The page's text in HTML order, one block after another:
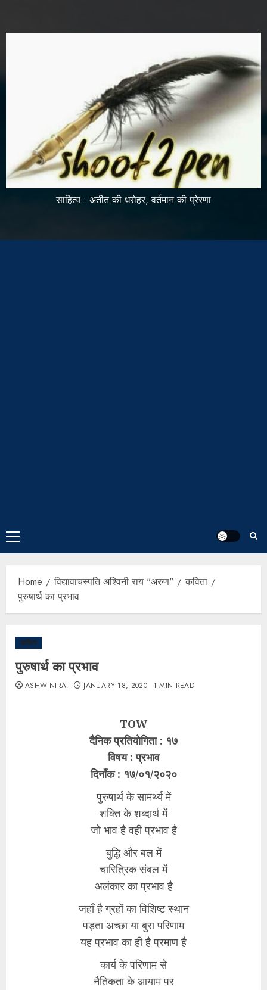
साहित्य : अतीत की धरोहर, वर्तमान की प्रेरणा
Home विद्यावाचस्पति अश्विनी राय "अरुण"
कविता
पुरुषार्थ का प्रभाव
कविता
पुरुषार्थ का प्रभाव
ASHWINIRAI JANUARY 18, 2020 1 MIN READ
TOW
दैनिक प्रतियोगिता : १७
विषय : प्रभाव
दिनाँक : १७/०१/२०२०
पुरुषार्थ के सामर्थ्य में
शक्ति के शब्दार्थ में
जो भाव है वही प्रभाव है
बुद्धि और बल में
चारित्रिक संबल में
अलंकार का प्रभाव है
जहाँ है ग्रहों का विशिष्ट स्थान
पड़ता अच्छा या बुरा परिणाम
यह प्रभाव का ही है प्रमाण है
कार्य के परिणाम से
नैतिकता के आयाम पर